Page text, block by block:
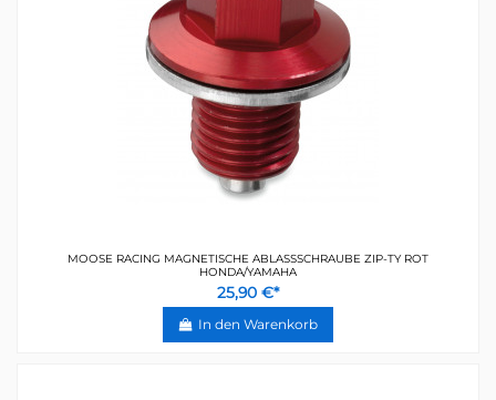
MOOSE RACING MAGNETISCHE ABLASSSCHRAUBE ZIP-TY ROT
HONDA/YAMAHA
25,90 €*
In den Warenkorb